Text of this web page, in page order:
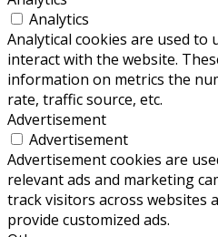
Analytics
Analytical cookies are used to
interact with the website.
information on metrics the
rate, traffic source, etc.
Advertisement
Advertisement
Advertisement cookies are
relevant ads and marketing
track visitors across websites
provide customized ads.